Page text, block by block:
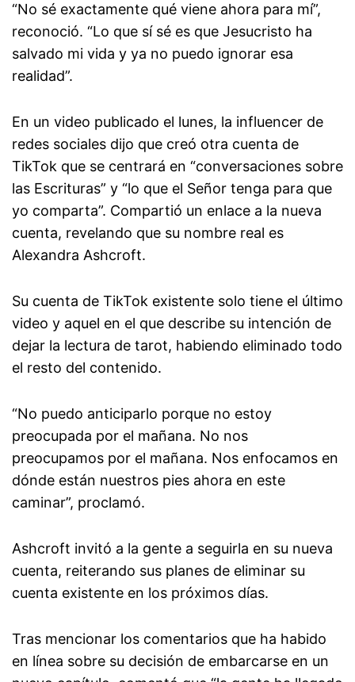
“No sé exactamente qué viene ahora para mí”,
reconoció. “Lo que sí sé es que Jesucristo ha
salvado mi vida y ya no puedo ignorar esa
realidad”.
En un video publicado el lunes, la influencer de
redes sociales dijo que creó otra cuenta de
TikTok que se centrará en “conversaciones sobre
las Escrituras” y “lo que el Señor tenga para que
yo comparta”. Compartió un enlace a la nueva
cuenta, revelando que su nombre real es
Alexandra Ashcroft.
Su cuenta de TikTok existente solo tiene el último
video y aquel en el que describe su intención de
dejar la lectura de tarot, habiendo eliminado todo
el resto del contenido.
“No puedo anticiparlo porque no estoy
preocupada por el mañana. No nos
preocupamos por el mañana. Nos enfocamos en
dónde están nuestros pies ahora en este
caminar”, proclamó.
Ashcroft invitó a la gente a seguirla en su nueva
cuenta, reiterando sus planes de eliminar su
cuenta existente en los próximos días.
Tras mencionar los comentarios que ha habido
en línea sobre su decisión de embarcarse en un